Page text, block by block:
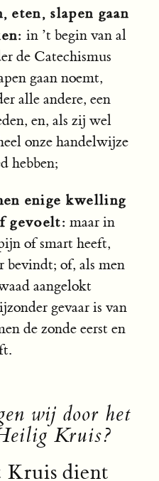
eten, slapen gaan
in ’t begin van al
de Catechismus
gaan noemt,
alle andere, een
en, als zij wel
onze handelwijze
hebben;
enige kwelling
gevoelt: maar in
of smart heeft,
bevindt; of, als men
aangelokt
gevaar is van
de zonde eerst en
wij door het
Kruis?
Kruis dient